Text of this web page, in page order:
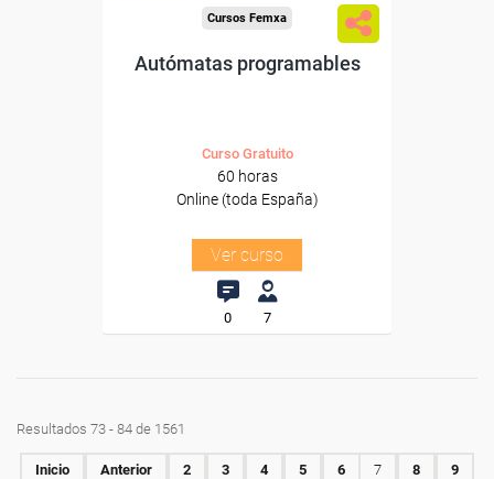
Cursos Femxa
Autómatas programables
Curso Gratuito
60 horas
Online (toda España)
Ver curso
0 7
Resultados 73 - 84 de 1561
Inicio Anterior 2 3 4 5 6 7 8 9